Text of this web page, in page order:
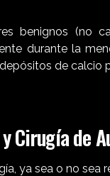
benignos (no
durante la
de calcio
Cirugía de
ya sea o no